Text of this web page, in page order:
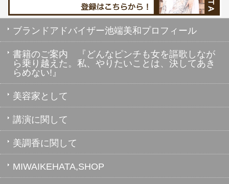
ブランドアドバイザー池端美和プロフィール
書籍のご案内 『どんなピンチも女を謳歌しなが
ら乗り越えた。私、やりたいことは、決してあき
らめない!』
美容家として
講演に関して
美調香に関して
MIWAIKEHATA,SHOP